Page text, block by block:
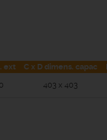
ext C x D dimens. capac
403 x 403